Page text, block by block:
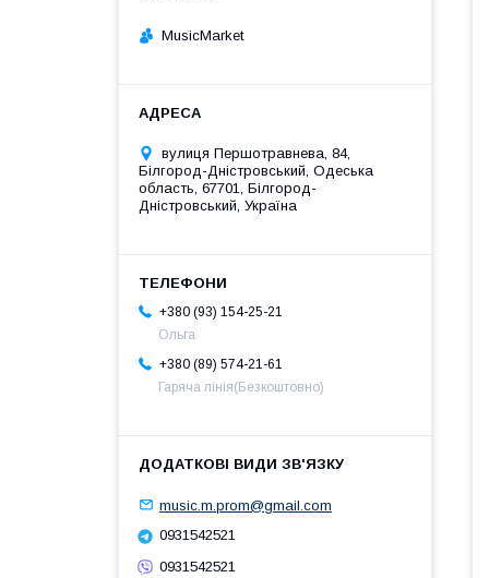
MusicMarket
вулиця Першотравнева, 84,
Білгород-Дністровський, Одеська
область, 67701, Білгород-
Дністровський, Україна
+380 (93) 154-25-21
Ольга
+380 (89) 574-21-61
Гаряча лінія(Безкоштовно)
music.m.prom@gmail.com
0931542521
0931542521